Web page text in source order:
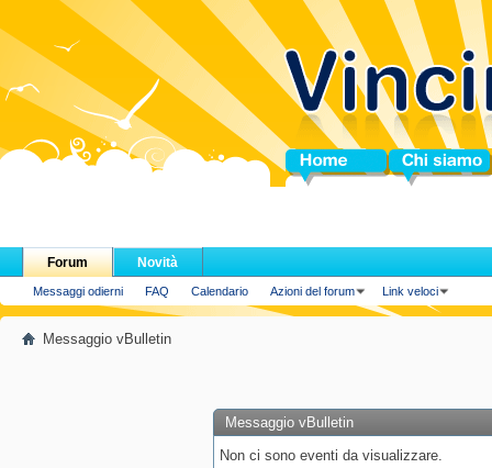
Home Chi siamo
Forum
Messaggi odierni FAQ Calendario Azioni del forum Link veloci
Novità
Messaggio vBulletin
Messaggio vBulletin
Non ci sono eventi da visualizzare.